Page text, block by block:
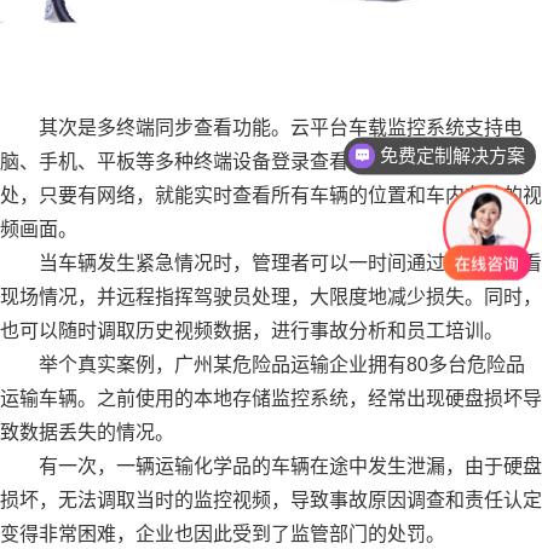
其次是多终端同步查看功能。云平台车载监控系统支持电
脑、手机、平板等多种终端设备登录查看。管理者无论身在何
处，只要有网络，就能实时查看所有车辆的位置和车内车外的视
频画面。
当车辆发生紧急情况时，管理者可以一时间通过手机端查看
现场情况，并远程指挥驾驶员处理，大限度地减少损失。同时，
也可以随时调取历史视频数据，进行事故分析和员工培训。
举个真实案例，广州某危险品运输企业拥有80多台危险品
运输车辆。之前使用的本地存储监控系统，经常出现硬盘损坏导
致数据丢失的情况。
有一次，一辆运输化学品的车辆在途中发生泄漏，由于硬盘
损坏，无法调取当时的监控视频，导致事故原因调查和责任认定
变得非常困难，企业也因此受到了监管部门的处罚。
免费定制解决方案